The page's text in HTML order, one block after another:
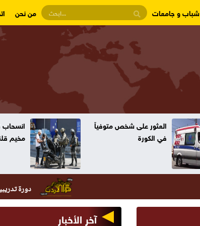
شباب و جامعات من نحن
العثور على شخص متوفياً
في الكورة
انسحاب
مخيم
دورة تدريبية بمركز
آخر الأخبار